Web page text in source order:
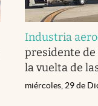
Industria
presidente
la vuelta de
miércoles, 29 de